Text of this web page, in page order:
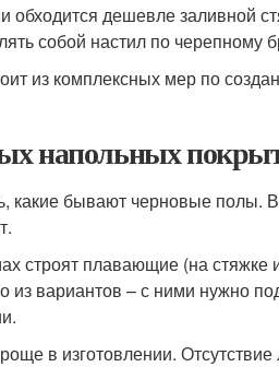
обходится дешевле заливной
собой настил по черепному
из комплексных мер по
напольных
какие бывают черновые полы.
строят плавающие (на стяжке
из вариантов – с ними нужно
в изготовлении.